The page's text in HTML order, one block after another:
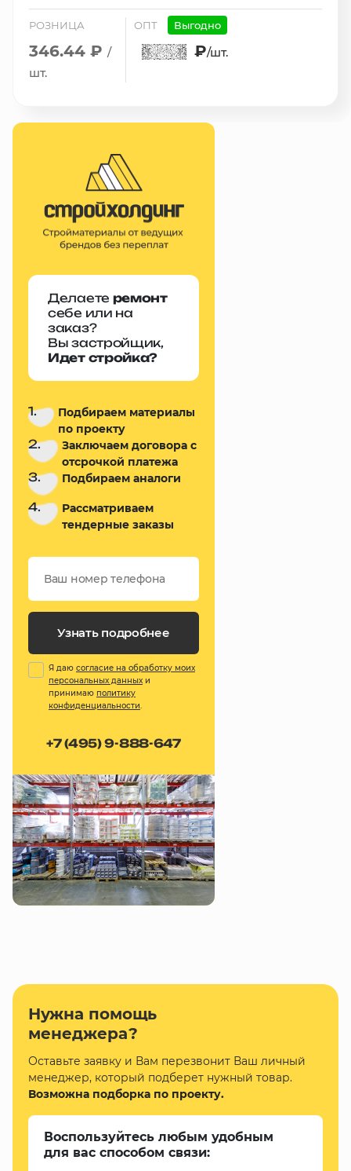
РОЗНИЦА
346.44 ₽ /
шт.
ОПТ Выгодно
₽/шт.
Делаете ремонт
себе или на
заказ?
Вы застройщик,
Идет стройка?
1.
Подбираем материалы
по проекту
2.
Заключаем договора с
отсрочкой платежа
3. Подбираем аналоги
4.
Рассматриваем
тендерные заказы
Узнать подробнее
Я даю согласие на обработку моих
персональных данных и
принимаю политику
конфиденциальности.
+7 (495) 9-888-647
Нужна помощь
менеджера?
Оставьте заявку и Вам перезвонит Ваш личный
менеджер, который подберет нужный товар.
Возможна подборка по проекту.
Воспользуйтесь любым удобным
для вас способом связи: